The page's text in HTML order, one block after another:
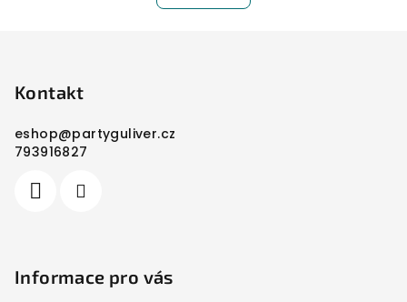
Kontakt
eshop@partyguliver.cz
793916827
Informace pro vás